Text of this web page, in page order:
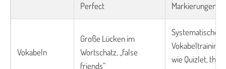
Perfect
Markierungen
Vokabeln
Große Lücken im
Wortschatz, „false
friends“
Systematisches
Vokabeltraining
wie Quizlet,